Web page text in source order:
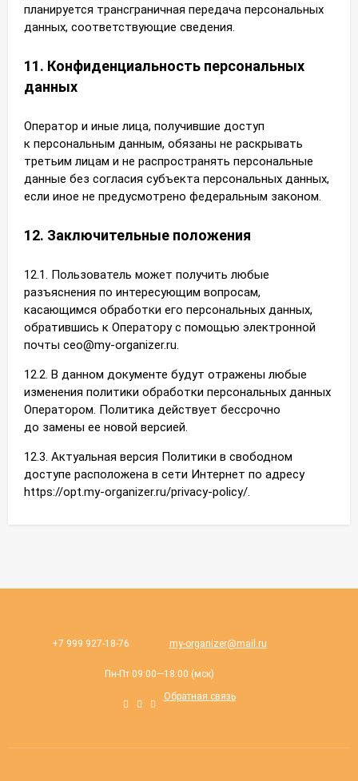
планируется трансграничная передача персональных
данных, соответствующие сведения.
11. Конфиденциальность персональных
данных
Оператор и иные лица, получившие доступ
к персональным данным, обязаны не раскрывать
третьим лицам и не распространять персональные
данные без согласия субъекта персональных данных,
если иное не предусмотрено федеральным законом.
12. Заключительные положения
12.1. Пользователь может получить любые
разъяснения по интересующим вопросам,
касающимся обработки его персональных данных,
обратившись к Оператору с помощью электронной
почты ceo@my-organizer.ru.
12.2. В данном документе будут отражены любые
изменения политики обработки персональных данных
Оператором. Политика действует бессрочно
до замены ее новой версией.
12.3. Актуальная версия Политики в свободном
доступе расположена в сети Интернет по адресу
https://opt.my-organizer.ru/privacy-policy/.
+7 999 927-18-76 my-organizer@mail.ru
Пн-Пт 09:00—18:00 (мск)
Обратная связь